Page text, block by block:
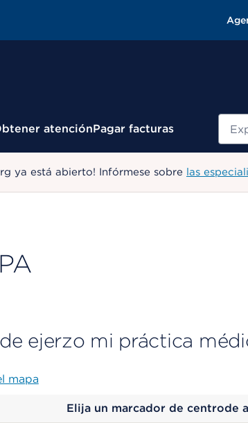
atenciónPagar facturas
ya está abierto! Infórmese sobre las
ejerzo mi práctica
mapa
Elija un marcador de centrode